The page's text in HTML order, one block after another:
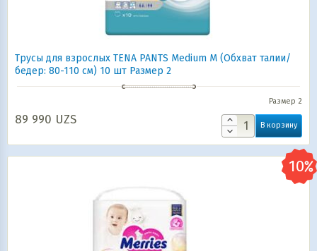
Трусы для взрослых TENA PANTS Medium M (Обхват талии/
бедер: 80-110 см) 10 шт Размер 2
Размер 2
89 990 UZS В корзину